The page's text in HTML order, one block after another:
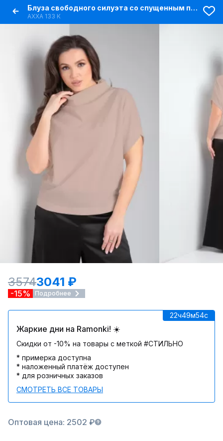
Блуза свободного силуэта со спущенным плечом
AXXA 133 К
35743041 ₽
-15% Подробнее
22ч49м54c
Жаркие дни на Ramonki! ☀️
Скидки от -10% на товары с меткой #СТИЛЬНО
* примерка доступна
* наложенный платёж доступен
* для розничных заказов
СМОТРЕТЬ ВСЕ ТОВАРЫ
Оптовая цена: 2502 ₽